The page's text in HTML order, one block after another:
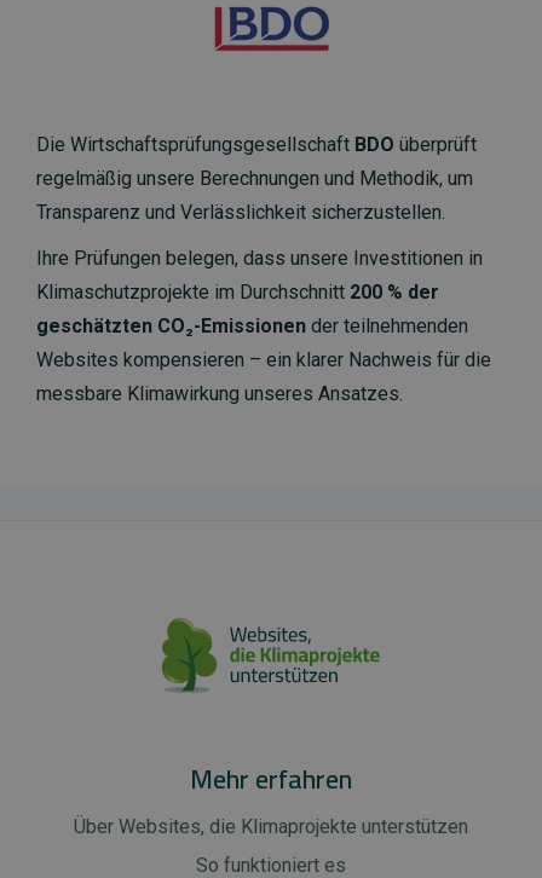
Die Wirtschaftsprüfungsgesellschaft BDO überprüft
regelmäßig unsere Berechnungen und Methodik, um
Transparenz und Verlässlichkeit sicherzustellen.
Ihre Prüfungen belegen, dass unsere Investitionen in
Klimaschutzprojekte im Durchschnitt 200 % der
geschätzten CO₂-Emissionen der teilnehmenden
Websites kompensieren – ein klarer Nachweis für die
messbare Klimawirkung unseres Ansatzes.
Mehr erfahren
Über Websites, die Klimaprojekte unterstützen
So funktioniert es